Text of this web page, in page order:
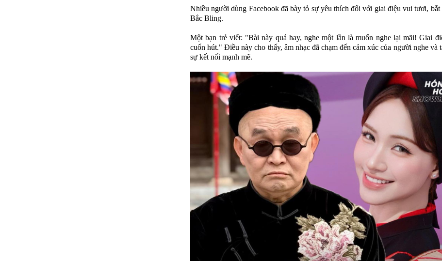
Nhiều người dùng Facebook đã bày tỏ sự yêu thích đối với giai điệu vui tươi, bắt
Bắc Bling.
Một bạn trẻ viết: "Bài này quá hay, nghe một lần là muốn nghe lại mãi! Giai
cuốn hút." Điều này cho thấy, âm nhạc đã chạm đến cảm xúc của người nghe và
sự kết nối mạnh mẽ.